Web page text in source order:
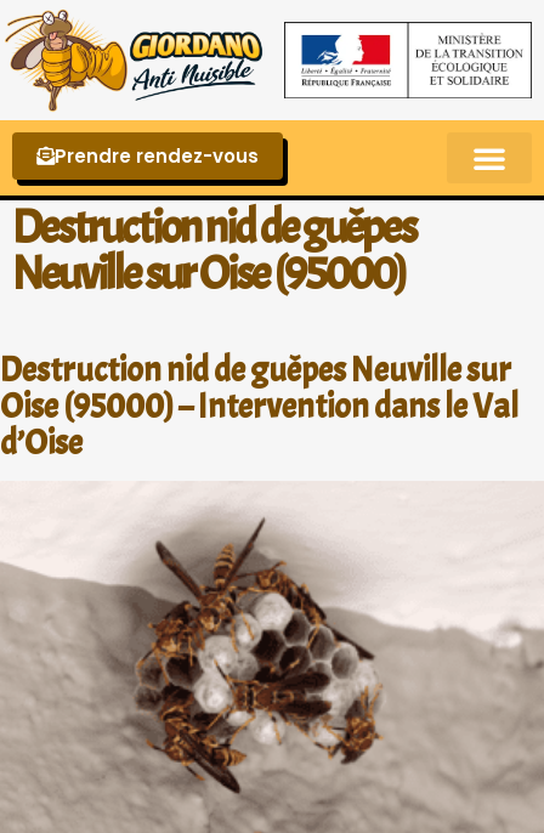
Prendre rendez-vous
Destruction nid de guêpes
Neuville sur Oise (95000)
Destruction nid de guêpes Neuville sur
Oise (95000) – Intervention dans le Val
d’Oise